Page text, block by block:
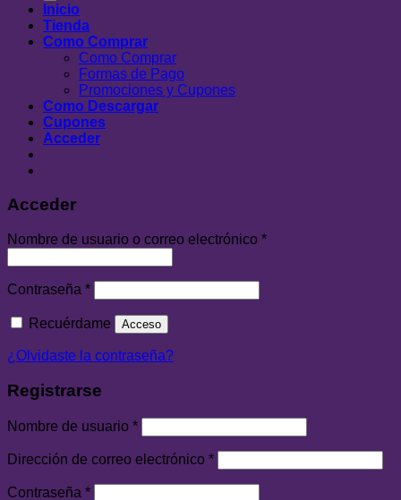
Inicio
Tienda
Como Comprar
Como Comprar
Formas de Pago
Promociones y Cupones
Como Descargar
Cupones
Acceder
Acceder
Nombre de usuario o correo electrónico *
Contraseña *
Recuérdame Acceso
¿Olvidaste la contraseña?
Registrarse
Nombre de usuario *
Dirección de correo electrónico *
Contraseña *